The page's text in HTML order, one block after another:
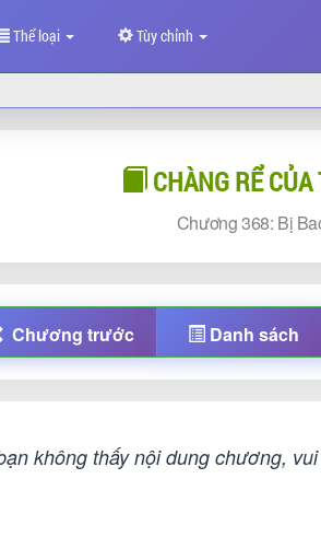
Thể loại Tùy chỉnh
CHÀNG RỂ
Chương368: Bị
Chương trước Danh sách
không thấy nội dung chương,